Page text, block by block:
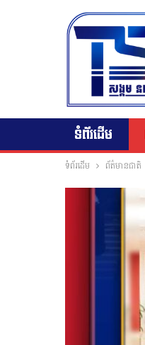
ទំព័រដើម
ទំព័រដើម ព័ត៌មានជាតិ